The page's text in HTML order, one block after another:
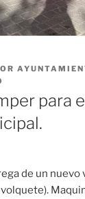
para
de un nuevo